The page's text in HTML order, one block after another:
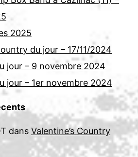
2025
du jour – 17/11/2024
jour – 9 novembre 2024
jour – 1er novembre 2024
dans Valentine’s Country